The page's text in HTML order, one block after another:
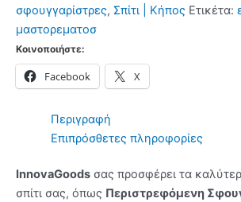
Selimop
InnovaGoods
ποσότητα
σφουγγαρίστρες, Σπίτι | Κήπος Ετικέτα:
μαστορεματοσ
Κοινοποιήστε:
Facebook X
Περιγραφή
Επιπρόσθετες πληροφορίες
InnovaGoods σας προσφέρει τα
σπίτι σας, όπως Περιστρεφόμενη